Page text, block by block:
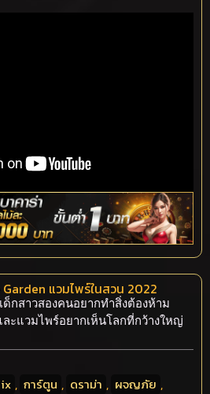
แวมไพร์ในสวน 2022
กสาวสองคนอยากทำสิ่งต้องห้าม
ะแวมไพร์อยากเห็นโลกที่กว้างใหญ่
, การ์ตูน , ดราม่า , ผจญภัย ,